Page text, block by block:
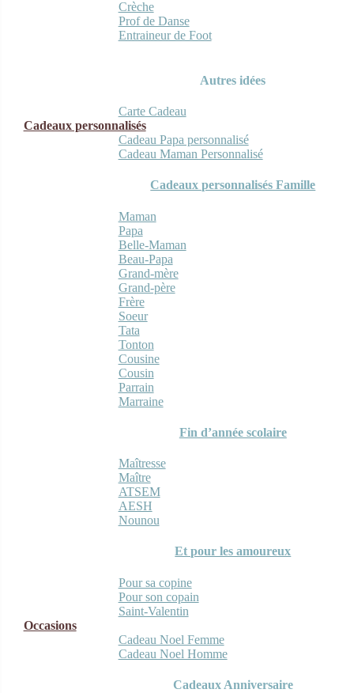
Crèche
Prof de Danse
Entraineur de Foot
Autres idées
Carte Cadeau
Cadeaux personnalisés
Cadeau Papa personnalisé
Cadeau Maman Personnalisé
Cadeaux personnalisés Famille
Maman
Papa
Belle-Maman
Beau-Papa
Grand-mère
Grand-père
Frère
Soeur
Tata
Tonton
Cousine
Cousin
Parrain
Marraine
Fin d’année scolaire
Maîtresse
Maître
ATSEM
AESH
Nounou
Et pour les amoureux
Pour sa copine
Pour son copain
Saint-Valentin
Occasions
Cadeau Noel Femme
Cadeau Noel Homme
Cadeaux Anniversaire